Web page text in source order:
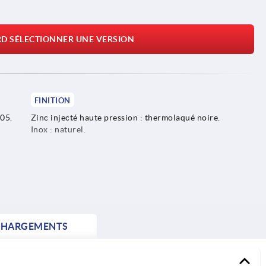
SÉLECTIONNER UNE VERSION
FINITION
Zinc injecté haute pression : thermolaqué noire.
Inox : naturel.